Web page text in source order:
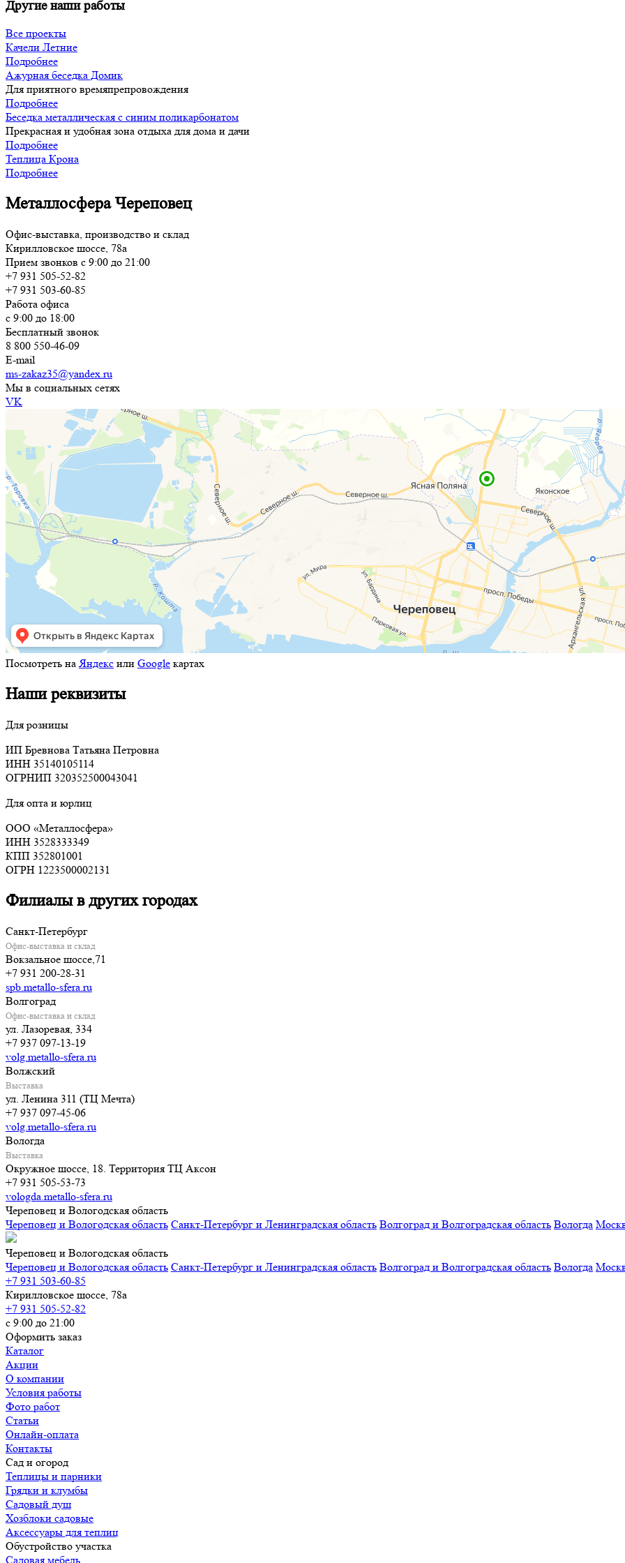
Другие наши работы
Все проекты
Качели Летние
Подробнее
Ажурная беседка Домик
Для приятного времяпрепровождения
Подробнее
Беседка металлическая с синим поликарбонатом
Прекрасная и удобная зона отдыха для дома и дачи
Подробнее
Теплица Крона
Подробнее
Металлосфера Череповец
Офис-выставка, производство и склад
Кирилловское шоссе, 78а
Прием звонков с 9:00 до 21:00
+7 931 505-52-82
+7 931 503-60-85
Работа офиса
с 9:00 до 18:00
Бесплатный звонок
8 800 550-46-09
E-mail
ms-zakaz35@yandex.ru
Мы в социальных сетях
VK
Посмотреть наЯндекс или Google картах
Наши реквизиты
Для розницы
ИП Бревнова Татьяна Петровна
ИНН 35140105114
ОГРНИП 320352500043041
Для опта и юрлиц
ООО «Металлосфера»
ИНН 3528333349
КПП 352801001
ОГРН 1223500002131
Филиалы в других городах
Санкт-Петербург
Офис-выставка и склад
Вокзальное шоссе,71
+7 931 200-28-31
spb.metallo-sfera.ru
Волгоград
Офис-выставка и склад
ул. Лазоревая, 334
+7 937 097-13-19
volg.metallo-sfera.ru
Волжский
Выставка
ул. Ленина 311 (ТЦ Мечта)
+7 937 097-45-06
volg.metallo-sfera.ru
Вологда
Выставка
Окружное шоссе, 18. Территория ТЦ Аксон
+7 931 505-53-73
vologda.metallo-sfera.ru
Череповец и Вологодская область
Череповец и Вологодская область Санкт-Петербург и Ленинградская область Волгоград и Волгоградская область Вологда
Череповец и Вологодская область
Череповец и Вологодская область Санкт-Петербург и Ленинградская область Волгоград и Волгоградская область Вологда
+7 931 503-60-85
Кирилловское шоссе, 78а
+7 931 505-52-82
с 9:00 до 21:00
Оформить заказ
Каталог
Акции
О компании
Условия работы
Фото работ
Статьи
Онлайн-оплата
Контакты
Сад и огород
Теплицы и парники
Грядки и клумбы
Садовый душ
Хозблоки садовые
Аксессуары для теплиц
Обустройство участка
Садовая мебель